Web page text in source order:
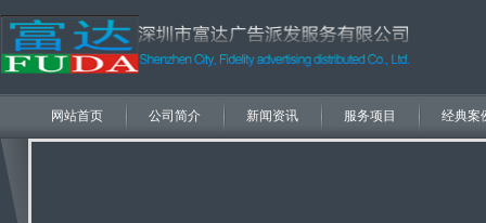
网站首页 公司简介 新闻资讯 服务项目 经典案